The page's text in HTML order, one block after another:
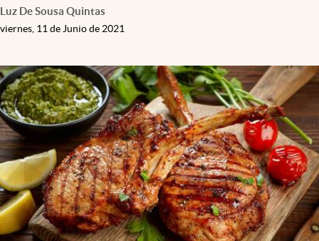
Luz De Sousa Quintas
viernes, 11 de Junio de 2021